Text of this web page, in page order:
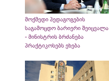
მოქმედი პედაგოგების
საგამოცდო ბარიერი შეიცვალა
- მინისტრის ბრძანება
პრაქტიკოსებს ეხება